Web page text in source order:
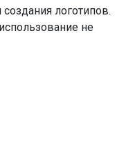
логотипов.
не